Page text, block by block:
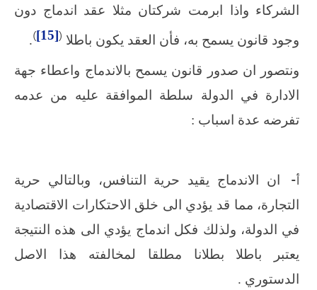
الشركاء واذا ابرمت شركتان مثلا عقد اندماج دون
وجود قانون يسمح به، فأن العقد يكون باطلا [15]
)
.
ونتصور ان صدور قانون يسمح بالاندماج واعطاء جهة
الادارة في الدولة سلطة الموافقة عليه من عدمه
تفرضه عدة اسباب :
‌أ-
ان الاندماج يقيد حرية التنافس، وبالتالي حرية
التجارة، مما قد يؤدي الى خلق الاحتكارات الاقتصادية
في الدولة، ولذلك فكل اندماج يؤدي الى هذه النتيجة
يعتبر باطلا بطلانا مطلقا لمخالفته هذا الاصل
الدستوري .